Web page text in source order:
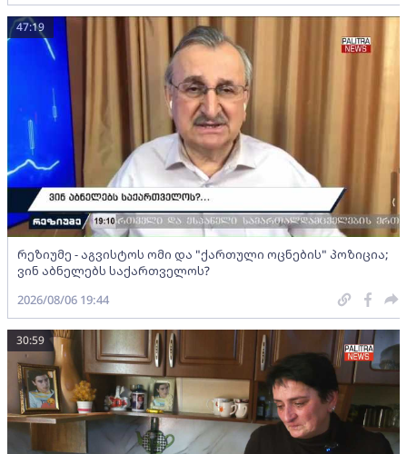
რეზიუმე - აგვისტოს ომი და "ქართული ოცნების" პოზიცია;
ვინ აბნელებს საქართველოს?
47:19
2026/08/06 19:44
30:59